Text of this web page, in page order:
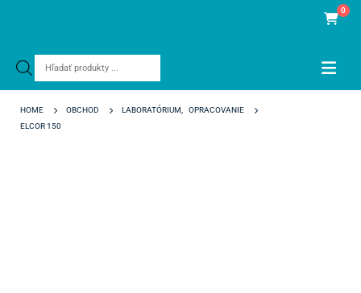
Products
0
HOME OBCHOD LABORATÓRIUM
OPRACOVANIE
ELCOR 150